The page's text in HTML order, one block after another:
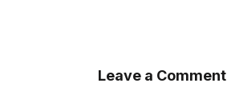
Leave a Comment